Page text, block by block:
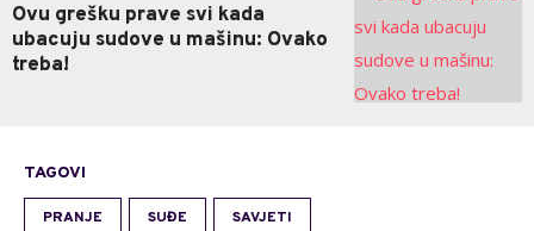
Ovu grešku prave svi kada
ubacuju sudove u mašinu: Ovako
treba!
TAGOVI
PRANJE SUĐE SAVJETI